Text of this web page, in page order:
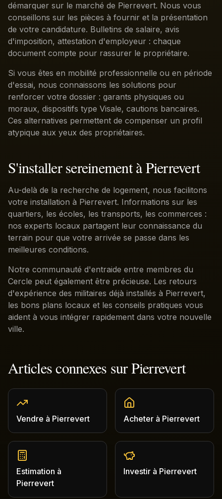
démarquer sur le marché de Pierrevert. Nous vous
conseillons sur les pièces à fournir et la présentation
de votre candidature. Bulletins de salaire, avis
d'imposition, attestation d'employeur : chaque
document compte pour rassurer le propriétaire.
Si vous êtes en mobilité professionnelle ou en période
d'essai, nous connaissons les solutions pour
renforcer votre dossier : garants physiques ou
moraux, dispositifs type Visale, cautions bancaires.
Ces alternatives permettent de compenser un profil
atypique aux yeux des propriétaires.
S'installer sereinement à Pierrevert
Au-delà de la recherche de logement, nous facilitons
votre installation à Pierrevert. Informations sur les
quartiers, les écoles, les transports, les commerces :
nos experts locaux partagent leur connaissance du
terrain pour que votre arrivée se passe dans les
meilleures conditions.
Notre communauté d'entraide entre membres du
Cercle peut également être précieuse. Les retours
d'expérience des militaires déjà installés à Pierrevert,
les bons plans locaux et les conseils pratiques vous
aident à vous intégrer rapidement dans votre nouvelle
ville.
Articles connexes surPierrevert
Vendre à Pierrevert Acheter à Pierrevert
Estimation à
Pierrevert
Investir à Pierrevert